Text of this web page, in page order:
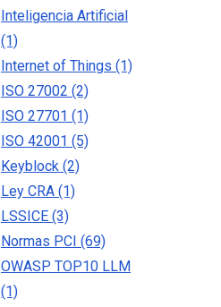
Inteligencia Artificial
(1)
Internet of Things (1)
ISO 27002 (2)
ISO 27701 (1)
ISO 42001 (5)
Keyblock (2)
Ley CRA (1)
LSSICE (3)
Normas PCI (69)
OWASP TOP10 LLM
(1)